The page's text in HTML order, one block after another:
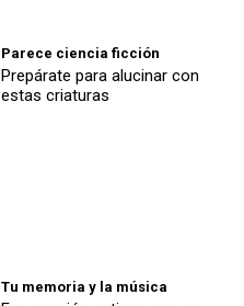
Parece ciencia ficción
Prepárate para alucinar con
estas criaturas
Tu memoria y la música